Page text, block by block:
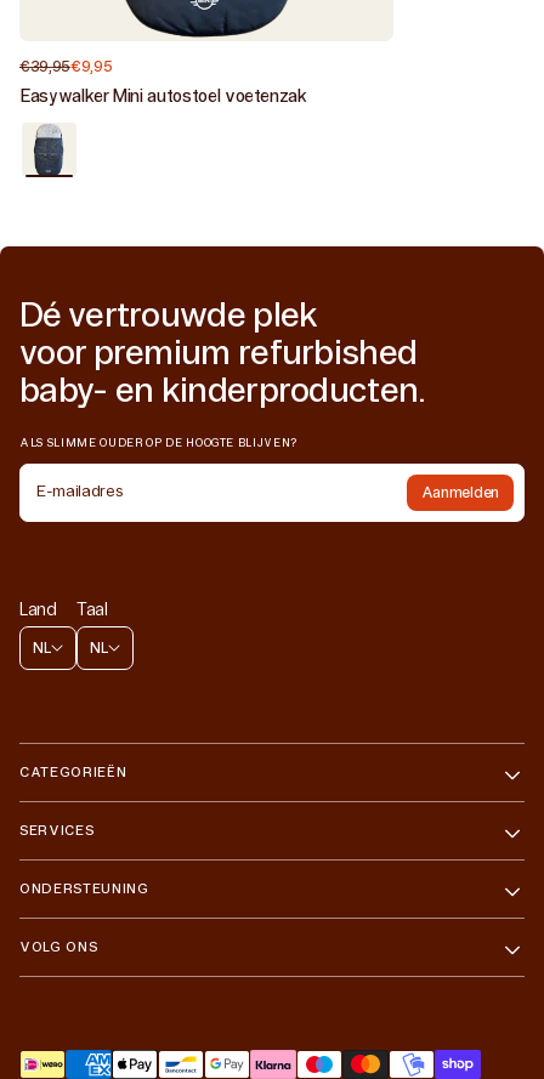
€9,95
Normale
prijs
€39,95
Easywalker Mini autostoel voetenzak
Zeer
goed
black
Land
NL
Taal
NL
Dé vertrouwde plek
voor premium refurbished
baby- en kinderproducten.
CATEGORIEËN
SERVICES
ONDERSTEUNING
VOLG ONS
ALS SLIMME OUDER OP DE HOOGTE BLIJVEN?
E-mailadres Aanmelden
Betaalmethoden